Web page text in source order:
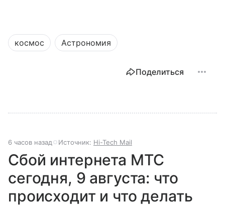
космос Астрономия
Поделиться
6 часов назад Источник: Hi-Tech Mail
Сбой интернета МТС
сегодня, 9 августа: что
происходит и что делать